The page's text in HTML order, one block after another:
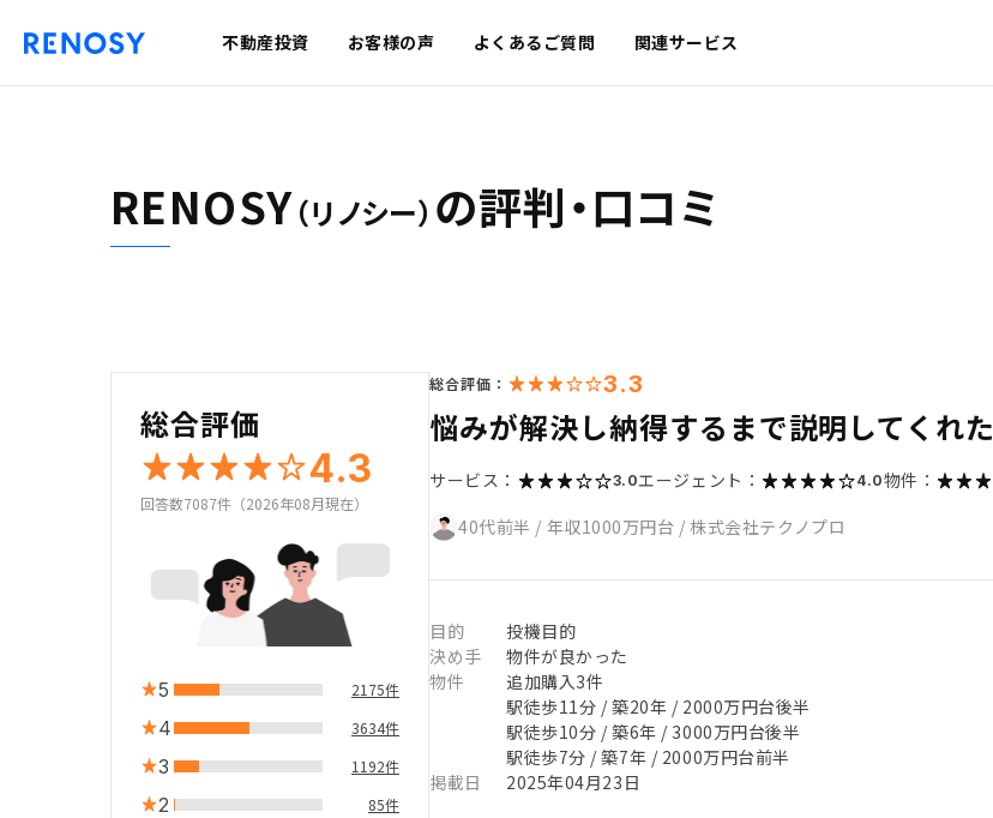
不動産投資 お客様の声 よくあるご質問 関連サービス
RENOSY（リノシー） の評判・口コミ
総合評価
4.3
回答数7087件（2026年08月現在）
5 2175件
4 3634件
3 1192件
2 85件
総合評価： 3.3
悩みが解決し納得するまで説明してくれた
サービス： 3.0エージェント： 4.0物件：
40代前半 / 年収1000万円台 / 株式会社テクノプロ
目的
投機目的
決め手
物件が良かった
物件
追加購入3件
駅徒歩11分 / 築20年 / 2000万円台後半
駅徒歩10分 / 築6年 / 3000万円台後半
駅徒歩7分 / 築7年 / 2000万円台前半
掲載日
2025年04月23日